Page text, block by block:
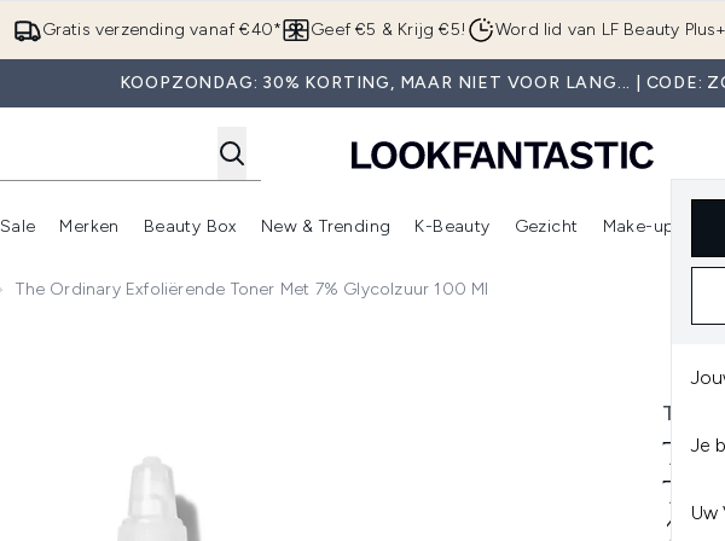
Overslaan naar de hoofdinhoud
Gratis verzending vanaf €40* Geef €5 & Krijg €5! Word lid van LF Beauty Plus+
KOOPZONDAG: 30% KORTING, MAAR NIET VOOR LANG... | CODE:
Je
Uw
Enter submenu (Zomer)
Sale
Enter submenu (Sale)
Merken
Enter submenu (Merken)
Beauty Box
Enter submenu (Beauty Box)
New & Trending
Enter submenu (New & Trending)
K-Beauty
Enter submenu (K-Beauty)
Gezicht Make-up
The Ordinary Exfoliërende Toner Met 7% Glycolzuur 100 Ml
THE